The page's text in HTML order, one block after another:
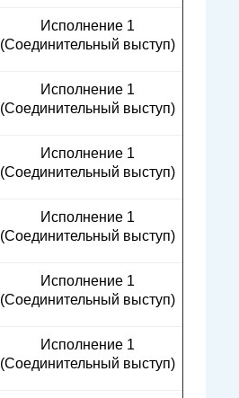
Исполнение 1
(Соединительный выступ)
Исполнение 1
(Соединительный выступ)
Исполнение 1
(Соединительный выступ)
Исполнение 1
(Соединительный выступ)
Исполнение 1
(Соединительный выступ)
Исполнение 1
(Соединительный выступ)